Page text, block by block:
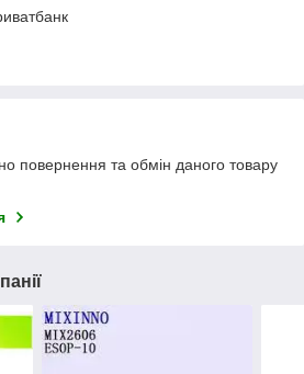
повернення та обмін даного товару